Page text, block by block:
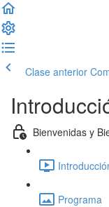
Clase anterior
Bienvenidas y
Programa